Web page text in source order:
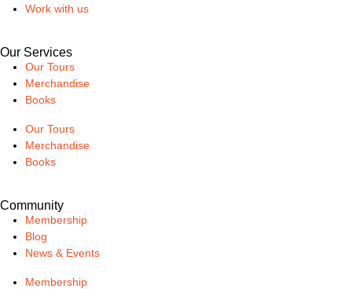
Work with us
Our Services
Our Tours
Merchandise
Books
Our Tours
Merchandise
Books
Community
Membership
Blog
News & Events
Membership